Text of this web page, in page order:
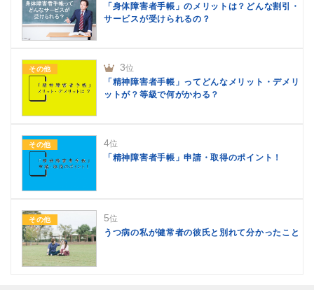
「身体障害者手帳」のメリットは？どんな割引・
サービスが受けられるの？
その他 3位
「精神障害者手帳」ってどんなメリット・デメリ
ットが？等級で何がかわる？
その他 4位
「精神障害者手帳」申請・取得のポイント！
その他 5位
うつ病の私が健常者の彼氏と別れて分かったこと